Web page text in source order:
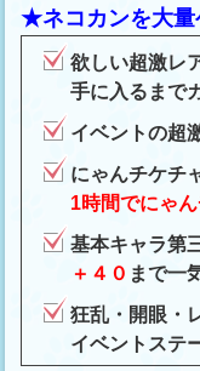
★ネコカンを大
欲しい超激レ
手に入るまで
イベントの超
にゃんチケチ
1時間でにゃ
基本キャラ第
＋４０ まで一
狂乱・開眼・
イベントステ